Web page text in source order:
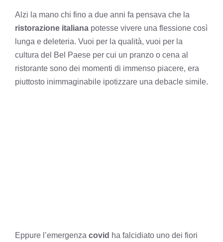
Alzi la mano chi fino a due anni fa pensava che la
ristorazione italiana potesse vivere una flessione così
lunga e deleteria. Vuoi per la qualità, vuoi per la
cultura del Bel Paese per cui un pranzo o cena al
ristorante sono dei momenti di immenso piacere, era
piuttosto inimmaginabile ipotizzare una debacle simile.
Eppure l’emergenza covid ha falcidiato uno dei fiori